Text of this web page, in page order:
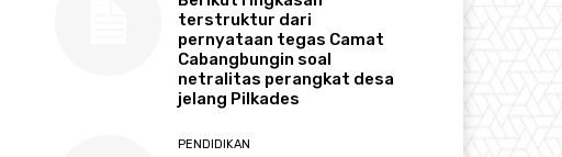
terstruktur dari
pernyataan tegas Camat
Cabangbungin soal
netralitas perangkat desa
jelang Pilkades
PENDIDIKAN